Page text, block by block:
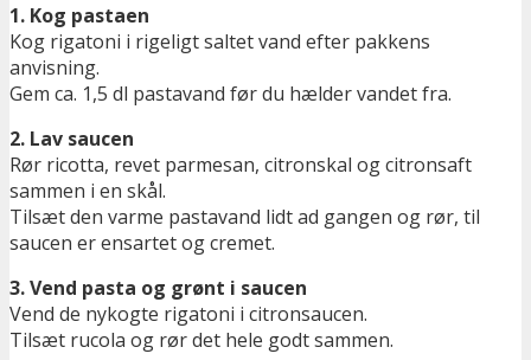
1. Kog pastaen
Kog rigatoni i rigeligt saltet vand efter pakkens
anvisning.
Gem ca. 1,5 dl pastavand før du hælder vandet fra.
2. Lav saucen
Rør ricotta, revet parmesan, citronskal og citronsaft
sammen i en skål.
Tilsæt den varme pastavand lidt ad gangen og rør, til
saucen er ensartet og cremet.
3. Vend pasta og grønt i saucen
Vend de nykogte rigatoni i citronsaucen.
Tilsæt rucola og rør det hele godt sammen.